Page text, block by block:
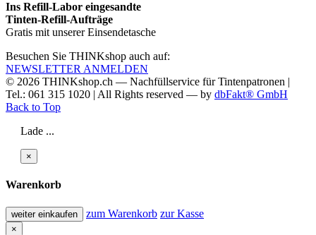
Ins Refill-Labor eingesandte
Tinten-Refill-Aufträge
Gratis mit unserer Einsendetasche
Besuchen Sie THINKshop auch auf:
NEWSLETTER ANMELDEN
© 2026 THINKshop.ch — Nachfüllservice fürTintenpatronen |
Tel.: 061 315 1020 | All Rights reserved — by dbFakt® GmbH
Back to Top
Lade ...
×
Warenkorb
weiter einkaufen zum Warenkorb zur Kasse
×